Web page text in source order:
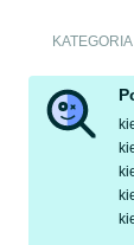
KATEGORIA